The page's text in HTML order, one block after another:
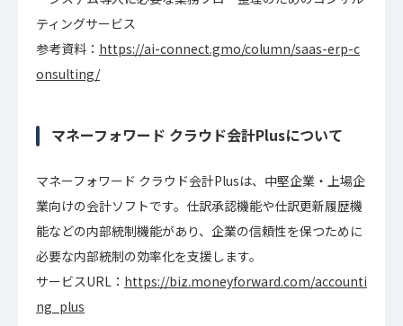
ティングサービス
参考資料： https://ai-connect.gmo/column/saas-erp-c
onsulting/
マネーフォワード クラウド会計Plusについて
マネーフォワード クラウド会計Plusは、中堅企業・上場企
業向けの会計ソフトです。仕訳承認機能や仕訳更新履歴機
能などの内部統制機能があり、企業の信頼性を保つために
必要な内部統制の効率化を支援します。
サービスURL： https://biz.moneyforward.com/accounti
ng_plus